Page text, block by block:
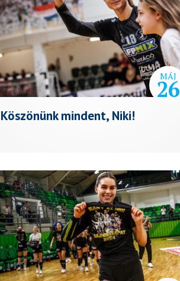
MÁJ
26
Köszönünk mindent, Niki!